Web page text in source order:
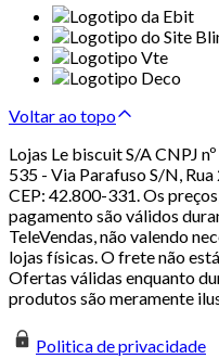
Voltar ao topo
Lojas Le biscuit S/A CNPJ
535 - Via Parafuso S/N,
CEP: 42.800-331. Os
pagamento são válidos
TeleVendas, não valendo
lojas físicas. O frete não
Ofertas válidas enquanto
produtos são meramente
Politica de privacidade